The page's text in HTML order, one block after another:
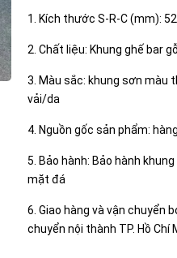
1. Kích thước S-R-C (mm):
2. Chất liệu: Khung ghế bar
3. Màu sắc: khung sơn màu
vải/da
4. Nguồn gốc sản phẩm:
5. Bảo hành: Bảo hành
mặt đá
6. Giao hàng và vận chuyển
chuyển nội thành TP. Hồ Chí